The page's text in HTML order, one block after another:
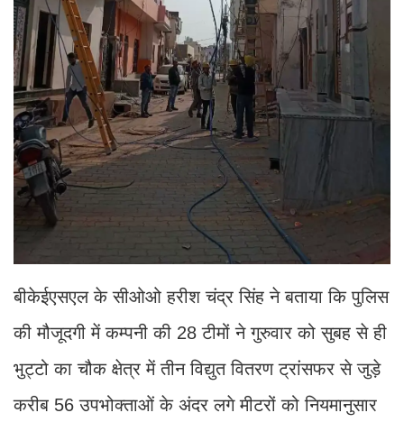
बीकेईएसएल के सीओओ हरीश चंद्र सिंह ने बताया कि पुलिस
की मौजूदगी में कम्पनी की 28 टीमों ने गुरुवार को सुबह से ही
भुट्टो का चौक क्षेत्र में तीन विद्युत वितरण ट्रांसफर से जुड़े
करीब 56 उपभोक्ताओं के अंदर लगे मीटरों को नियमानुसार